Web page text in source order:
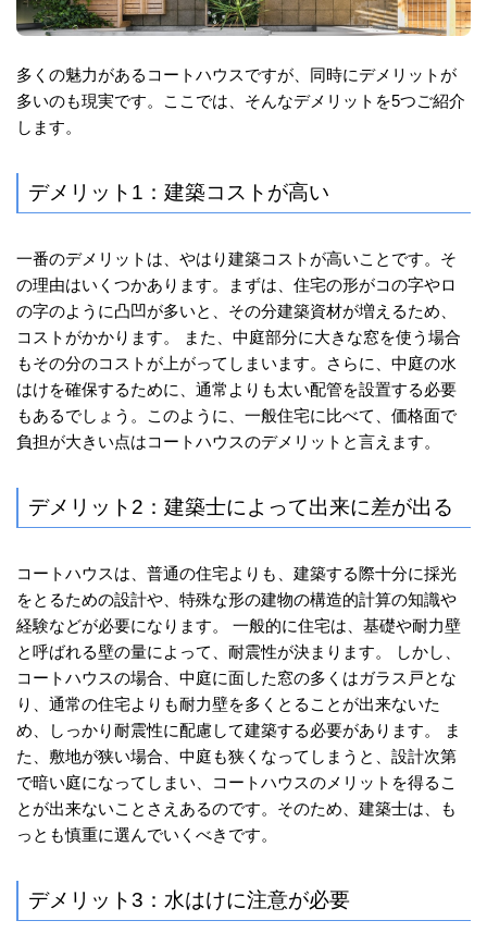
多くの魅力があるコートハウスですが、同時にデメリットが
多いのも現実です。ここでは、そんなデメリットを5つご紹介
します。
デメリット1：建築コストが高い
一番のデメリットは、やはり建築コストが高いことです。そ
の理由はいくつかあります。まずは、住宅の形がコの字やロ
の字のように凸凹が多いと、その分建築資材が増えるため、
コストがかかります。 また、中庭部分に大きな窓を使う場合
もその分のコストが上がってしまいます。さらに、中庭の水
はけを確保するために、通常よりも太い配管を設置する必要
もあるでしょう。このように、一般住宅に比べて、価格面で
負担が大きい点はコートハウスのデメリットと言えます。
デメリット2：建築士によって出来に差が出る
コートハウスは、普通の住宅よりも、建築する際十分に採光
をとるための設計や、特殊な形の建物の構造的計算の知識や
経験などが必要になります。 一般的に住宅は、基礎や耐力壁
と呼ばれる壁の量によって、耐震性が決まります。 しかし、
コートハウスの場合、中庭に面した窓の多くはガラス戸とな
り、通常の住宅よりも耐力壁を多くとることが出来ないた
め、しっかり耐震性に配慮して建築する必要があります。 ま
た、敷地が狭い場合、中庭も狭くなってしまうと、設計次第
で暗い庭になってしまい、コートハウスのメリットを得るこ
とが出来ないことさえあるのです。そのため、建築士は、も
っとも慎重に選んでいくべきです。
デメリット3：水はけに注意が必要